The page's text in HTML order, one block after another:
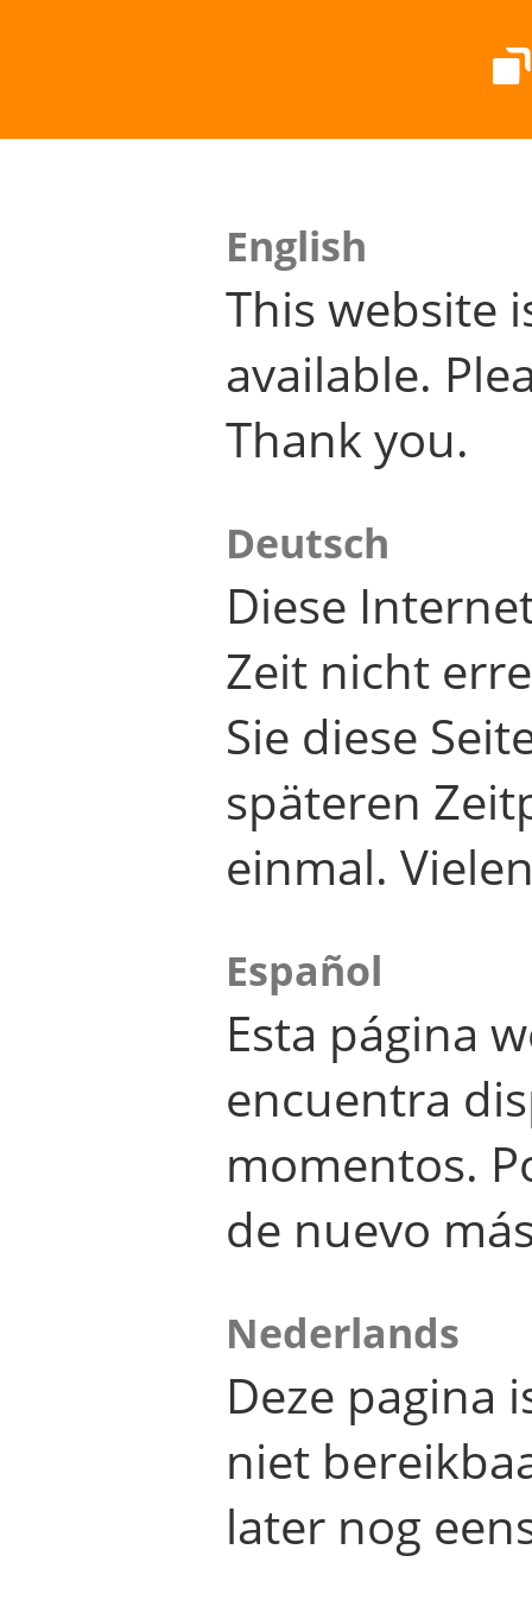
English
This website
available.
Thank you.
Deutsch
Diese
Zeit nicht
Sie diese
späteren
einmal.
Español
Esta página
encuentra
momentos.
de nuevo
Nederlands
Deze pagina
niet
later nog